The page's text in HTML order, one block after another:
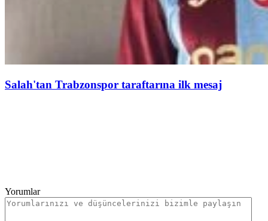
Salah'tan Trabzonspor taraftarına ilk mesaj
Yorumlar